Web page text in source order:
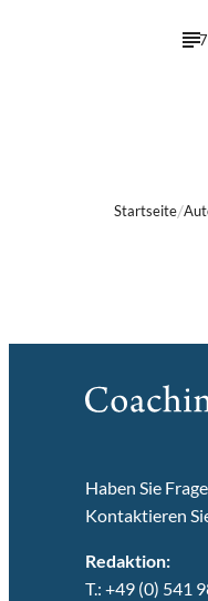
Startseite
Haben Sie
Kontaktieren
Redaktion:
T.: +49 (0) 541